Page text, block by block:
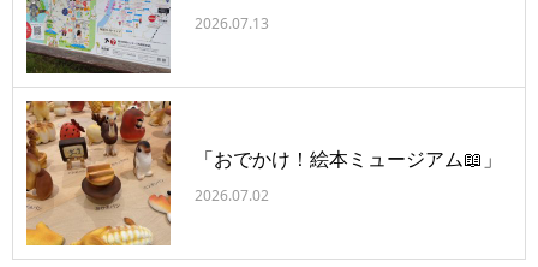
2026.07.13
「おでかけ！絵本ミュージアム📖」
2026.07.02